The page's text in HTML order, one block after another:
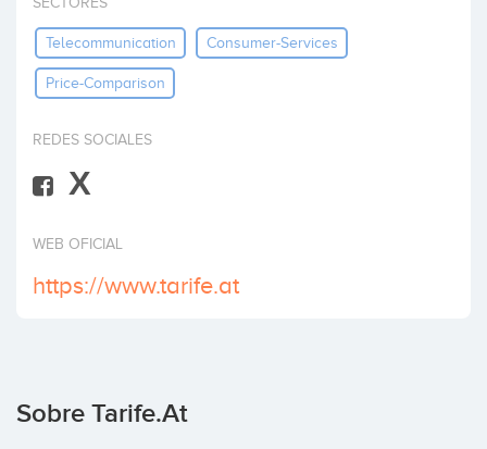
Telecommunication Consumer-Services
Price-Comparison
REDES SOCIALES
X
WEB OFICIAL
https://www.tarife.at
Sobre Tarife.at